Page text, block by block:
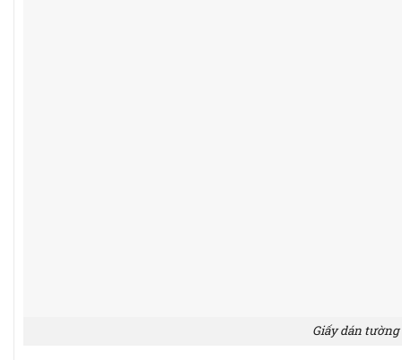
Giấy dán tường